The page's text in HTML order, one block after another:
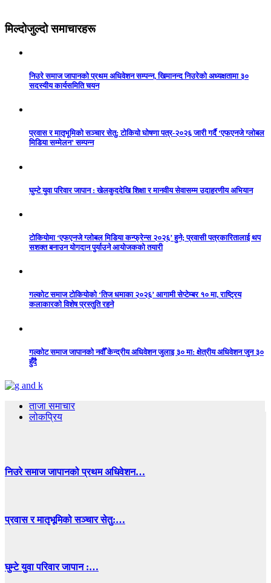
मिल्दोजुल्दो समाचारहरू
निउरे समाज जापानको प्रथम अधिवेशन सम्पन्न, खिमानन्द निउरेको अध्यक्षतामा ३०
सदस्यीय कार्यसमिति चयन
प्रवास र मातृभूमिको सञ्चार सेतु: टोकियो घोषणा पत्र-२०२६ जारी गर्दै ‘एफएनजे ग्लोबल
मिडिया सम्मेलन’ सम्पन्न
घुम्टे युवा परिवार जापान : खेलकुददेखि शिक्षा र मानवीय सेवासम्म उदाहरणीय अभियान
टोकियोमा ‘एफएनजे ग्लोबल मिडिया कन्फ्रेन्स २०२६’ हुने; प्रवासी पत्रकारितालाई थप
सशक्त बनाउन योगदान पुर्याउने आयोजकको तयारी
गल्कोट समाज टोकियोको ‘तिज धमाका २०२६’ आगामी सेप्टेम्बर १० मा, राष्ट्रिय
कलाकारको विशेष प्रस्तुति रहने
गल्कोट समाज जापानको नवौँ केन्द्रीय अधिवेशन जुलाइ ३० मा: क्षेत्रीय अधिवेशन जुन ३०
हुँदै
ताजा समाचार
लोकप्रिय
निउरे समाज जापानको प्रथम अधिवेशन…
प्रवास र मातृभूमिको सञ्चार सेतु:…
घुम्टे युवा परिवार जापान :…